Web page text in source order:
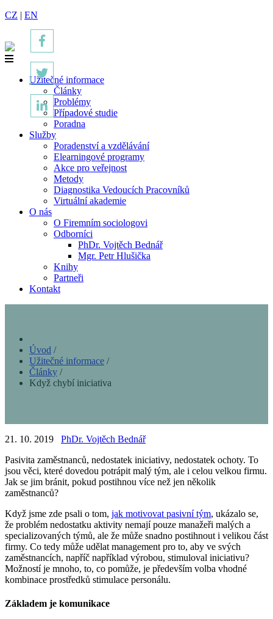
CZ | EN
Užitečné informace
Články
Problémy
Případové studie
Poradna
Služby
Poradenství a vzdělávání
Elearningové programy
Akce pro veřejnost
Metody
Diagnostika Vedoucích Pracovníků
Virtuální akademie
O nás
O Firemním sociologovi
Odborníci
PhDr. Vojtěch Bednář
Mgr. Petr Hlušička
Knihy
Partneři
Kontakt
Úvod /
Užitečné informace /
Články /
Když chybí iniciativa
21. 10. 2019
PhDr. Vojtěch Bednář
Pasivita zaměstnanců, nedostatek iniciativy, nedostatek ochoty. To
jsou věci, které dovedou potrápit malý tým, ale i celou velkou firmu.
Jak se jim bránit, pokud postihnou více než jen několik
zaměstnanců?
Když jsme zde psali o tom, jak motivovat pasivní tým, ukázalo se,
že problém nedostatku aktivity nemají pouze manažeři malých a
specializovaných týmů, ale že může snadno postihnout i velikou část
firmy. Co tedy může udělat management pro to, aby ve svých
zaměstnancích, napříč například výrobou, stimuloval iniciativu?
Možností je mnoho, to, co pomůže, je především volba vhodné
kombinace prostředků stimulace personálu.
Základem je komunikace